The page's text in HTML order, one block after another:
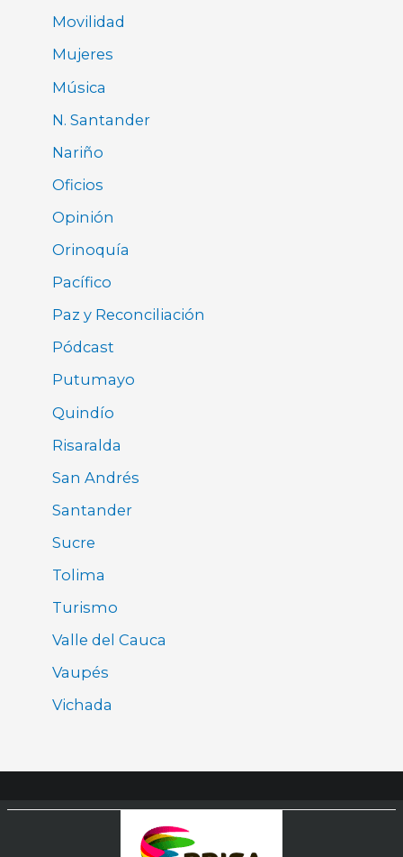
Movilidad
Mujeres
Música
N. Santander
Nariño
Oficios
Opinión
Orinoquía
Pacífico
Paz y Reconciliación
Pódcast
Putumayo
Quindío
Risaralda
San Andrés
Santander
Sucre
Tolima
Turismo
Valle del Cauca
Vaupés
Vichada